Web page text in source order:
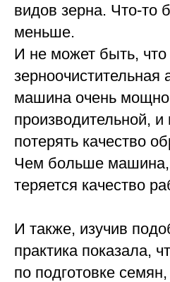
видов зерна. Что-то
меньше.
И не может быть,
зерноочистительная
машина очень
производительной, и
потерять качество
Чем больше
теряется качество
И также, изучив
практика показала,
по подготовке семян,